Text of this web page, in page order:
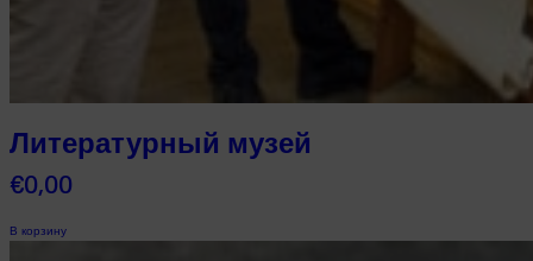
Литературный музей
€0,00
В корзину